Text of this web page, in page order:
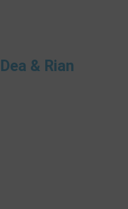
Dea & Rian